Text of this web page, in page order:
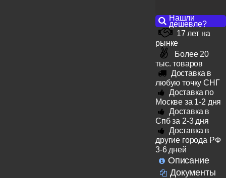
Нашли
дешевле?
17 лет на
рынке
Более 20
тыс. товаров
Доставка в
любую точку СНГ
Доставка по
Москве за 1-2 дня
Доставка в
Спб за 2-3 дня
Доставка в
другие города РФ
3-6 дней
Описание
Документы